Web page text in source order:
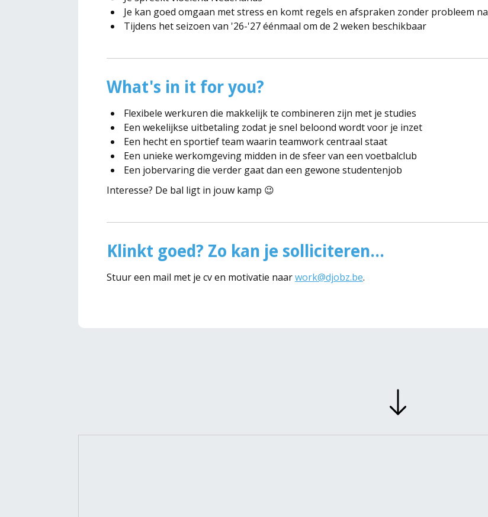
Je kan goed omgaan met stress en komt regels en afspraken zonder probleem na
Tijdens het seizoen van '26-'27 éénmaal om de 2 weken beschikbaar
What's in it for you?
Flexibele werkuren die makkelijk te combineren zijn met je studies
Een wekelijkse uitbetaling zodat je snel beloond wordt voor je inzet
Een hecht en sportief team waarin teamwork centraal staat
Een unieke werkomgeving midden in de sfeer van een voetbalclub
Een jobervaring die verder gaat dan een gewone studentenjob
Interesse? De bal ligt in jouw kamp 😉
Klinkt goed? Zo kan je solliciteren...
Stuur een mail met je cv en motivatie naarwork@djobz.be.